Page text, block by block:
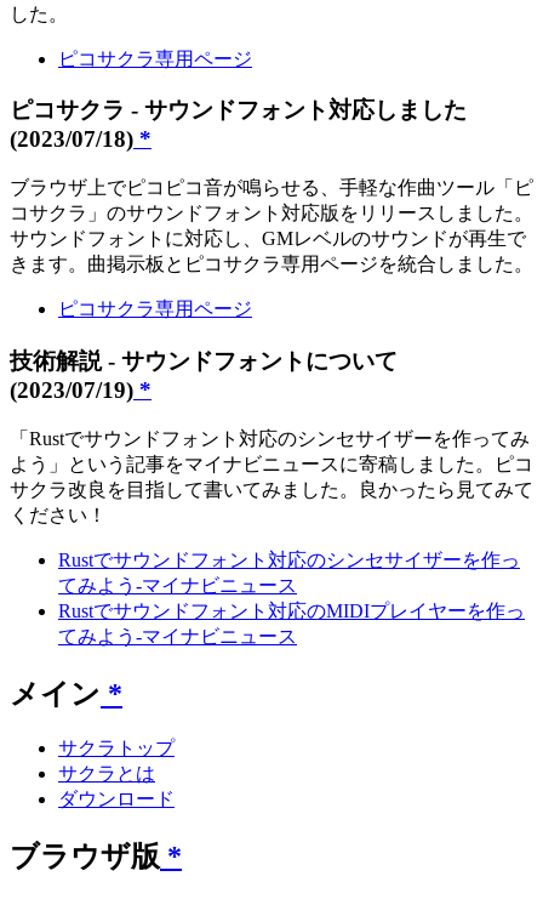
した。
ピコサクラ専用ページ
ピコサクラ - サウンドフォント対応しました
(2023/07/18) *
ブラウザ上でピコピコ音が鳴らせる、手軽な作曲ツール「ピ
コサクラ」のサウンドフォント対応版をリリースしました。
サウンドフォントに対応し、GMレベルのサウンドが再生で
きます。曲掲示板とピコサクラ専用ページを統合しました。
ピコサクラ専用ページ
技術解説 - サウンドフォントについて
(2023/07/19) *
「Rustでサウンドフォント対応のシンセサイザーを作ってみ
よう」という記事をマイナビニュースに寄稿しました。ピコ
サクラ改良を目指して書いてみました。良かったら見てみて
ください！
Rustでサウンドフォント対応のシンセサイザーを作っ
てみよう-マイナビニュース
Rustでサウンドフォント対応のMIDIプレイヤーを作っ
てみよう-マイナビニュース
メイン *
サクラトップ
サクラとは
ダウンロード
ブラウザ版 *